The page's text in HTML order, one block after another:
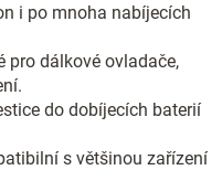
i po mnoha nabíjecích
pro dálkové ovladače,
do dobíjecích baterií
s většinou zařízení